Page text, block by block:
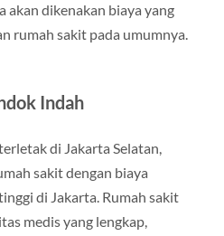
akan dikenakan biaya yang
rumah sakit pada umumnya.
Indah
di Jakarta Selatan,
sakit dengan biaya
di Jakarta. Rumah sakit
medis yang lengkap,